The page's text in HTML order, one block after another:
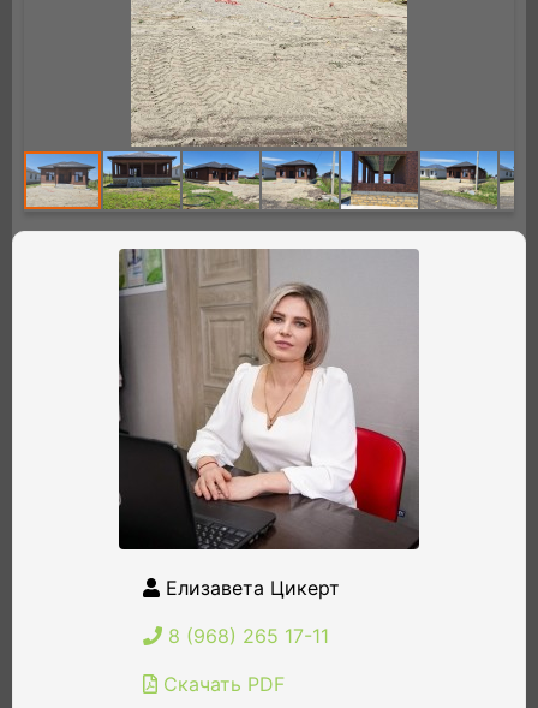
Елизавета Цикерт
8 (968) 265 17-11
Скачать PDF